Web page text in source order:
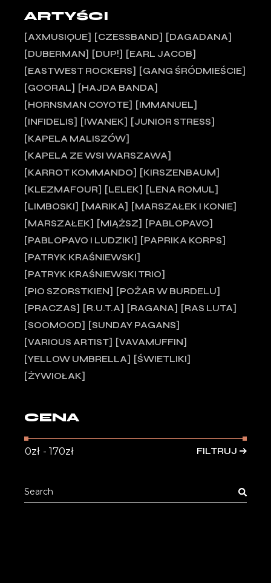
ARTYŚCI
AXMUSIQUE CZESSBAND
DAGADANA
DUBERMAN
DUP!
EARL JACOB
EASTWEST ROCKERS
GANG ŚRÓDMIEŚCIE
GOORAL
HAJDA BANDA
HORNSMAN COYOTE
IMMANUEL
INFIDELIS
IWANEK
JUNIOR STRESS
KAPELA MALISZÓW
KAPELA ZE WSI WARSZAWA
KARROT KOMMANDO
KIRSZENBAUM
KLEZMAFOUR
LELEK
LENA ROMUL
LIMBOSKI
MARIKA
MARSZAŁEK I KONIE
MARSZAŁEK
MIĄŻSZ
PABLOPAVO
PABLOPAVO I LUDZIKI
PAPRIKA KORPS
PATRYK KRAŚNIEWSKI
PATRYK KRAŚNIEWSKI TRIO
PIO SZORSTKIEN
POŻAR W BURDELU
PRACZAS
R.U.T.A RAGANA
RAS LUTA
SOOMOOD
SUNDAY PAGANS
VARIOUS ARTIST
VAVAMUFFIN
YELLOW UMBRELLA
ŚWIETLIKI
ŻYWIOŁAK
CENA
FILTRUJ